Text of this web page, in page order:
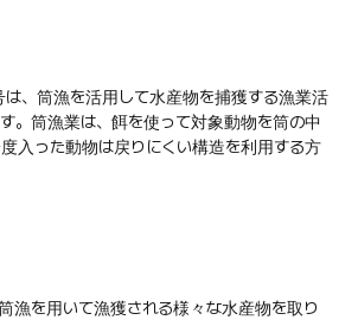
は、筒漁を活用して水産物を捕獲する漁業活
。筒漁業は、餌を使って対象動物を筒の中
入った動物は戻りにくい構造を利用する方
漁を用いて漁獲される様々な水産物を取り